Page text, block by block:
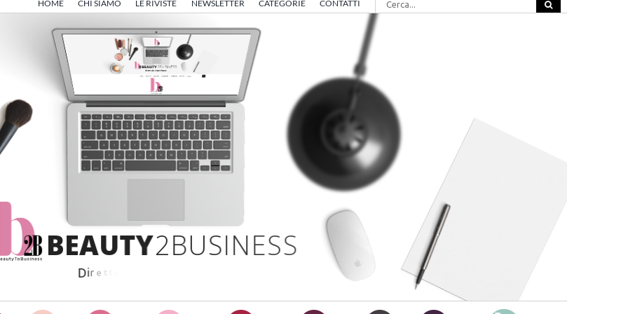
HOME CHI SIAMO LE RIVISTE NEWSLETTER CATEGORIE CONTATTI
per:
BEAUTY2BUSINESS
Dire t